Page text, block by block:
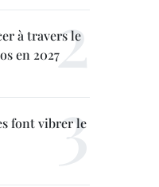
à travers le
en 2027
font vibrer le